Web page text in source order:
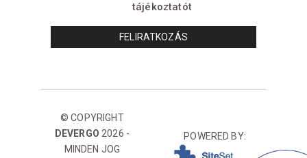
tájékoztatót
© COPYRIGHT
DEVERGO 2026 -
MINDEN JOG
POWERED BY: